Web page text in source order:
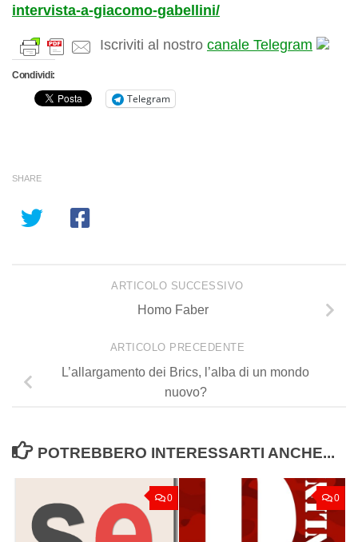
intervista-a-giacomo-gabellini/
Iscriviti al nostro canale Telegram
Condividi:
Telegram
SHARE
ARTICOLO SUCCESSIVO
Homo Faber
ARTICOLO PRECEDENTE
L’allargamento dei Brics, l’alba di un mondo
nuovo?
POTREBBERO INTERESSARTI ANCHE...
0 0